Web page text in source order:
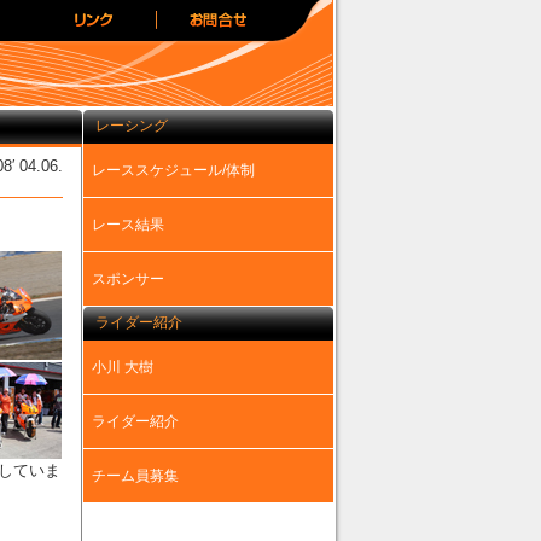
04.06.
ていま
レーシング
レーススケジュール/体制
レース結果
スポンサー
ライダー紹介
小川 大樹
ライダー紹介
チーム員募集